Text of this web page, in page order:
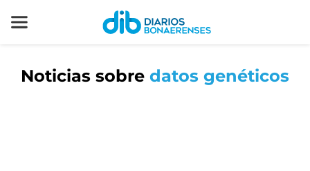
Noticias sobre datos genéticos